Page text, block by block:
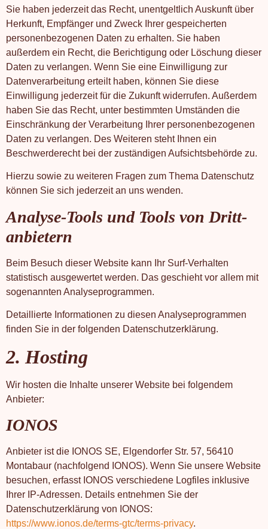
Sie haben jederzeit das Recht, unentgeltlich Auskunft über
Herkunft, Empfänger und Zweck Ihrer gespeicherten
personenbezogenen Daten zu erhalten. Sie haben
außerdem ein Recht, die Berichtigung oder Löschung dieser
Daten zu verlangen. Wenn Sie eine Einwilligung zur
Datenverarbeitung erteilt haben, können Sie diese
Einwilligung jederzeit für die Zukunft widerrufen. Außerdem
haben Sie das Recht, unter bestimmten Umständen die
Einschränkung der Verarbeitung Ihrer personenbezogenen
Daten zu verlangen. Des Weiteren steht Ihnen ein
Beschwerderecht bei der zuständigen Aufsichtsbehörde zu.
Hierzu sowie zu weiteren Fragen zum Thema Datenschutz
können Sie sich jederzeit an uns wenden.
Analyse-Tools und Tools von Dritt­
anbietern
Beim Besuch dieser Website kann Ihr Surf-Verhalten
statistisch ausgewertet werden. Das geschieht vor allem mit
sogenannten Analyseprogrammen.
Detaillierte Informationen zu diesen Analyseprogrammen
finden Sie in der folgenden Datenschutzerklärung.
2. Hosting
Wir hosten die Inhalte unserer Website bei folgendem
Anbieter:
IONOS
Anbieter ist die IONOS SE, Elgendorfer Str. 57, 56410
Montabaur (nachfolgend IONOS). Wenn Sie unsere Website
besuchen, erfasst IONOS verschiedene Logfiles inklusive
Ihrer IP-Adressen. Details entnehmen Sie der
Datenschutzerklärung von IONOS:
https://www.ionos.de/terms-gtc/terms-privacy.